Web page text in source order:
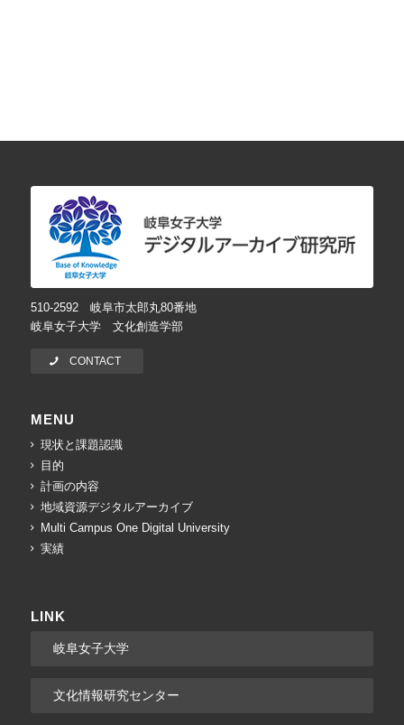
510-2592 岐阜市太郎丸80番地
岐阜女子大学 文化創造学部
CONTACT
MENU
現状と課題認識
目的
計画の内容
地域資源デジタルアーカイブ
Multi Campus One Digital University
実績
LINK
岐阜女子大学
文化情報研究センター